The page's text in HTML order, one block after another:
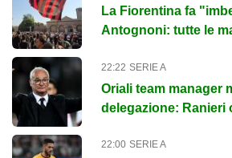
La Fiorentina fa
Antognoni: tutte le
22:22 SERIE A
Oriali team manager
delegazione: Ranieri
22:00 SERIE A